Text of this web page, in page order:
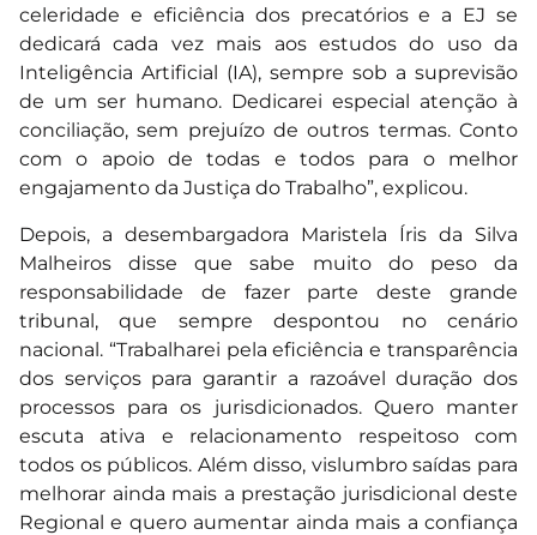
celeridade e eficiência dos precatórios e a EJ se
dedicará cada vez mais aos estudos do uso da
Inteligência Artificial (IA), sempre sob a suprevisão
de um ser humano. Dedicarei especial atenção à
conciliação, sem prejuízo de outros termas. Conto
com o apoio de todas e todos para o melhor
engajamento da Justiça do Trabalho”, explicou.
Depois, a desembargadora Maristela Íris da Silva
Malheiros disse que sabe muito do peso da
responsabilidade de fazer parte deste grande
tribunal, que sempre despontou no cenário
nacional. “Trabalharei pela eficiência e transparência
dos serviços para garantir a razoável duração dos
processos para os jurisdicionados. Quero manter
escuta ativa e relacionamento respeitoso com
todos os públicos. Além disso, vislumbro saídas para
melhorar ainda mais a prestação jurisdicional deste
Regional e quero aumentar ainda mais a confiança